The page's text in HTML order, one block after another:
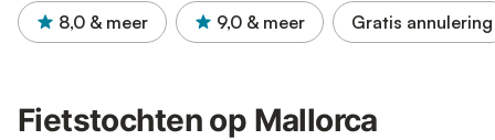
8,0 & meer 9,0 & meer Gratis annulering
Fietstochten op Mallorca